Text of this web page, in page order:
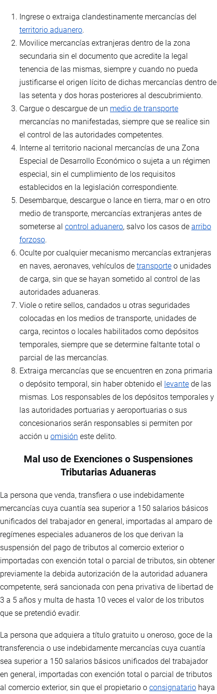
Ingrese o extraiga clandestinamente mercancías del
territorio aduanero.
Movilice mercancías extranjeras dentro de la zona
secundaria sin el documento que acredite la legal
tenencia de las mismas, siempre y cuando no pueda
justificarse el origen lícito de dichas mercancías dentro de
las setenta y dos horas posteriores al descubrimiento.
Cargue o descargue de un medio de transporte
mercancías no manifestadas, siempre que se realice sin
el control de las autoridades competentes.
Interne al territorio nacional mercancías de una Zona
Especial de Desarrollo Económico o sujeta a un régimen
especial, sin el cumplimiento de los requisitos
establecidos en la legislación correspondiente.
Desembarque, descargue o lance en tierra, mar o en otro
medio de transporte, mercancías extranjeras antes de
someterse al control aduanero, salvo los casos de arribo
forzoso.
Oculte por cualquier mecanismo mercancías extranjeras
en naves, aeronaves, vehículos de transporte o unidades
de carga, sin que se hayan sometido al control de las
autoridades aduaneras.
Viole o retire sellos, candados u otras seguridades
colocadas en los medios de transporte, unidades de
carga, recintos o locales habilitados como depósitos
temporales, siempre que se determine faltante total o
parcial de las mercancías.
Extraiga mercancías que se encuentren en zona primaria
o depósito temporal, sin haber obtenido el levante de las
mismas. Los responsables de los depósitos temporales y
las autoridades portuarias y aeroportuarias o sus
concesionarios serán responsables si permiten por
acción u omisión este delito.
Mal uso de Exenciones o Suspensiones
Tributarias Aduaneras
La persona que venda, transfiera o use indebidamente
mercancías cuya cuantía sea superior a 150 salarios básicos
unificados del trabajador en general, importadas al amparo de
regímenes especiales aduaneros de los que derivan la
suspensión del pago de tributos al comercio exterior o
importadas con exención total o parcial de tributos, sin obtener
previamente la debida autorización de la autoridad aduanera
competente, será sancionada con pena privativa de libertad de
3 a 5 años y multa de hasta 10 veces el valor de los tributos
que se pretendió evadir.
La persona que adquiera a título gratuito u oneroso, goce de la
transferencia o use indebidamente mercancías cuya cuantía
sea superior a 150 salarios básicos unificados del trabajador
en general, importadas con exención total o parcial de tributos
al comercio exterior, sin que el propietario o consignatario haya